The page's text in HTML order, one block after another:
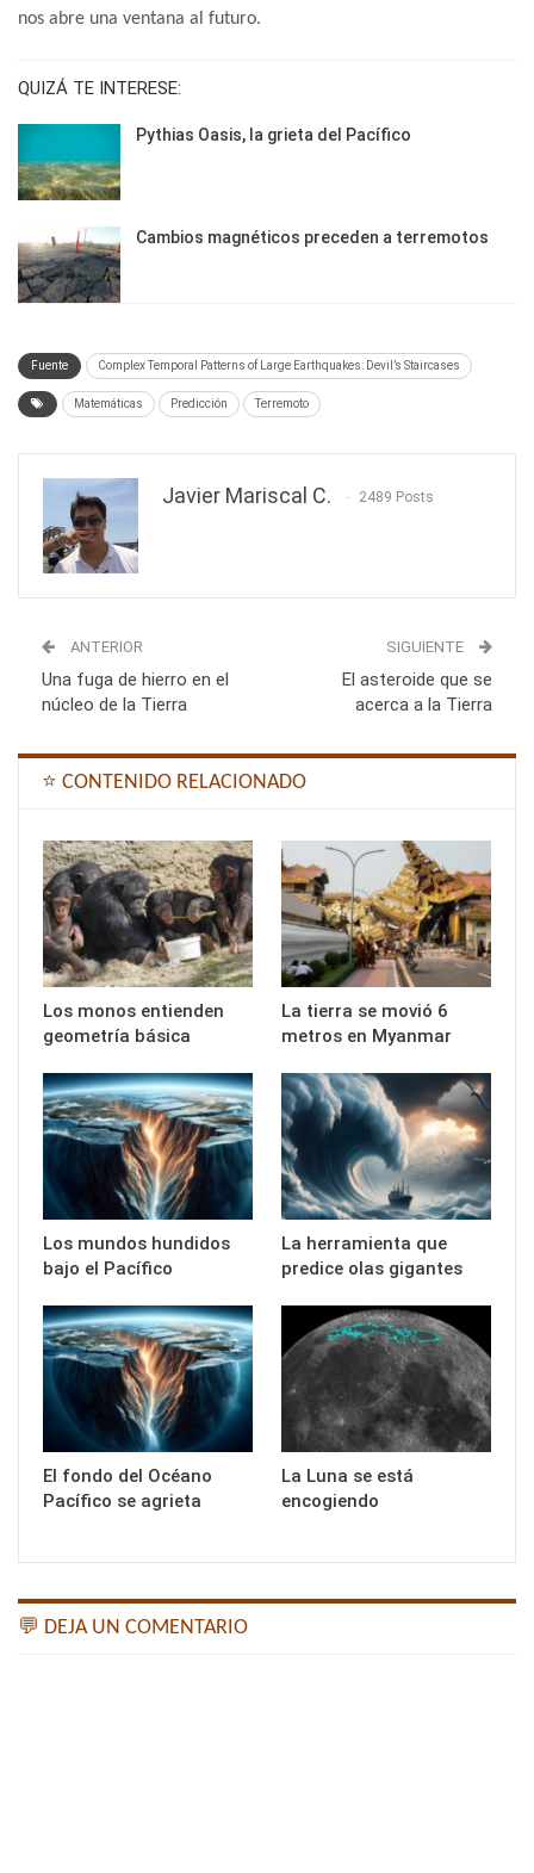
nos abre una ventana al futuro.
QUIZÁ TE INTERESE:
Pythias Oasis, la grieta del Pacífico
Cambios magnéticos preceden a terremotos
Fuente Complex Temporal Patterns of Large Earthquakes: Devil’s Staircases
Matemáticas Predicción Terremoto
Javier Mariscal C. 2489 Posts
ANTERIOR
Una fuga de hierro en el
núcleo de la Tierra
SIGUIENTE
El asteroide que se
acerca a la Tierra
⭐ CONTENIDO RELACIONADO
Los monos entienden
geometría básica
La tierra se movió 6
metros en Myanmar
Los mundos hundidos
bajo el Pacífico
La herramienta que
predice olas gigantes
El fondo del Océano
Pacífico se agrieta
La Luna se está
encogiendo
💬 DEJA UN COMENTARIO